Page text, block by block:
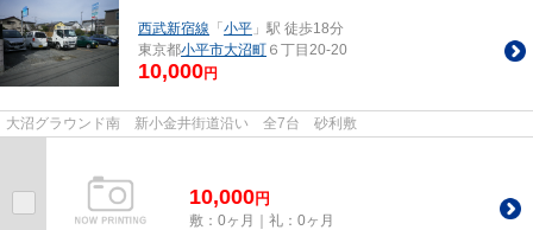
西武新宿線 「 小平 」駅 徒歩18分
東京都小平市大沼町 ６丁目20-20
10,000円
大沼グラウンド南 新小金井街道沿い 全7台 砂利敷
10,000円
敷：0ヶ月｜礼：0ヶ月